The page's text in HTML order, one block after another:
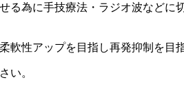
る為に手技療法・ラジオ波など
性アップを目指し再発抑制を目
い。